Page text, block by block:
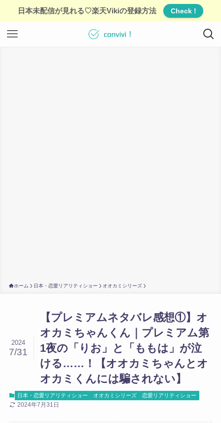
日本未配信が見れる♡楽天Vikiの登録方法 Check !
ホーム 日本・恋愛リアリティショー オオカミシリーズ
【プレミアムネタバレ感想①】オ
オカミちゃんくん｜プレミアム第
1夜の「りお」と「ももは」が泣
ける……！【オオカミちゃんとオ
オカミくんには騙されない】
2024
7/31
日本・恋愛リアリティショー オオカミシリーズ 恋愛リアリティショー
2024年7月31日